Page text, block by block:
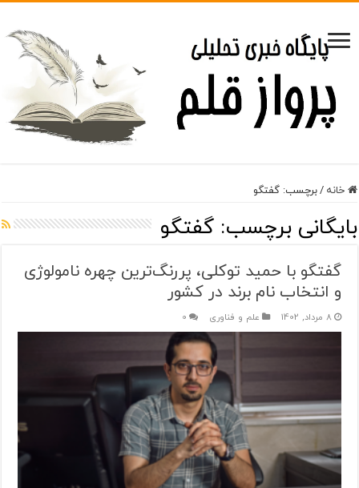
خانه /برچسب:گفتگو
بایگانی برچسب:گفتگو
گفتگو با حمید توکلی، پررنگ‌ترین چهره نامولوژی
و انتخاب نام برند در کشور
8 مرداد, 1402 علم و فناوری 0